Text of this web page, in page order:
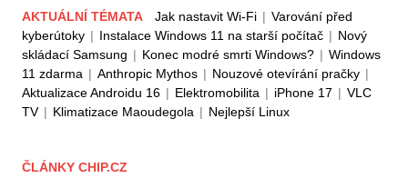
AKTUÁLNÍ TÉMATA Jak nastavit Wi-Fi | Varování před
kyberútoky | Instalace Windows 11 na starší počítač | Nový
skládací Samsung | Konec modré smrti Windows? | Windows
11 zdarma | Anthropic Mythos | Nouzové otevírání pračky |
Aktualizace Androidu 16 | Elektromobilita | iPhone 17 | VLC
TV | Klimatizace Maoudegola | Nejlepší Linux
ČLÁNKY CHIP.CZ